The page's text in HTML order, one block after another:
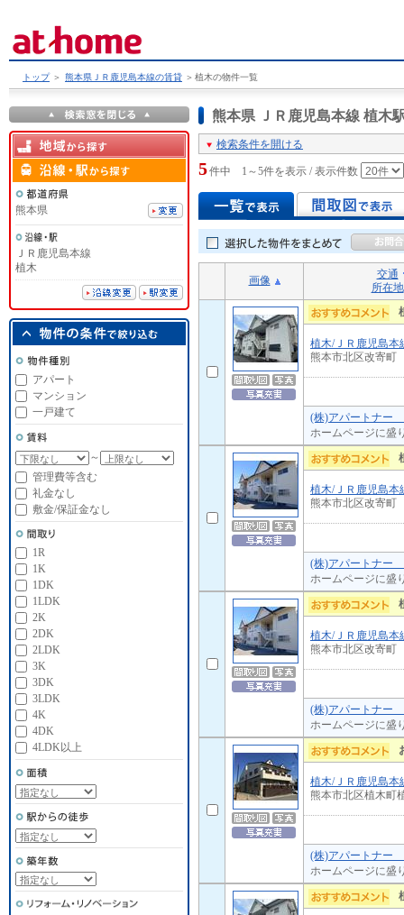
トップ ＞ 熊本県ＪＲ鹿児島本線の賃貸 ＞ 植木の物件一覧
熊本県 ＪＲ鹿児島本線 植木
検索条件を開ける
5件中 1～5件を表示 / 表示件数
画像
交通
所在地
植木/ＪＲ鹿児島本
熊本市北区改寄町
(株)アパートナー
ホームページに盛
植木/ＪＲ鹿児島本
熊本市北区改寄町
(株)アパートナー
ホームページに盛
植木/ＪＲ鹿児島本
熊本市北区改寄町
(株)アパートナー
ホームページに盛
植木/ＪＲ鹿児島本
熊本市北区植木町
(株)アパートナー
ホームページに盛
熊本県
ＪＲ鹿児島本線
植木
アパート
マンション
一戸建て
～
管理費等含む
礼金なし
敷金/保証金なし
1R
1K
1DK
1LDK
2K
2DK
2LDK
3K
3DK
3LDK
4K
4DK
4LDK以上